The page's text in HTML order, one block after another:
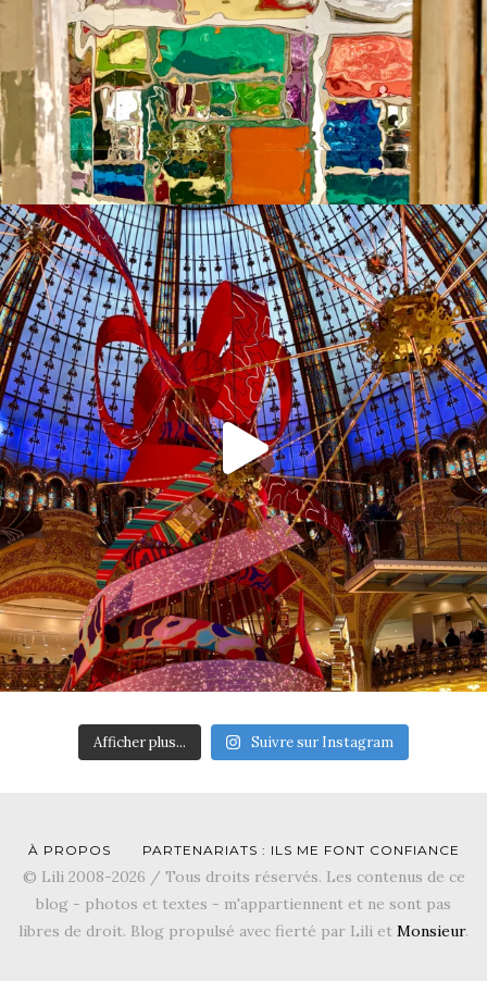
Afficher plus... Suivre sur Instagram
À PROPOS PARTENARIATS : ILS ME FONT CONFIANCE
© Lili 2008-2026 / Tous droits réservés. Les contenus de ce
blog - photos et textes - m'appartiennent et ne sont pas
libres de droit. Blog propulsé avec fierté par Lili et Monsieur.